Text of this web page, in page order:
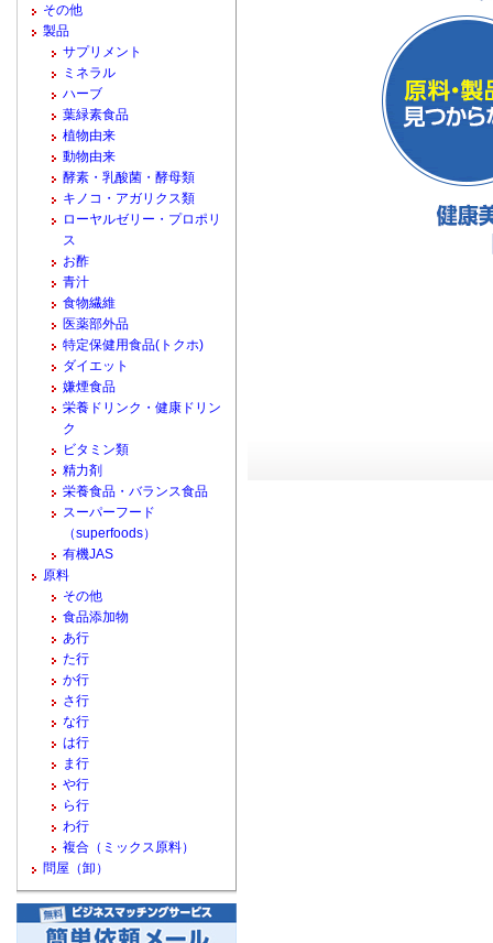
その他
製品
サプリメント
ミネラル
ハーブ
葉緑素食品
植物由来
動物由来
酵素・乳酸菌・酵母類
キノコ・アガリクス類
ローヤルゼリー・プロポリ
ス
お酢
青汁
食物繊維
医薬部外品
特定保健用食品(トクホ)
ダイエット
嫌煙食品
栄養ドリンク・健康ドリン
ク
ビタミン類
精力剤
栄養食品・バランス食品
スーパーフード
（superfoods）
有機JAS
原料
その他
食品添加物
あ行
た行
か行
さ行
な行
は行
ま行
や行
ら行
わ行
複合（ミックス原料）
問屋（卸）